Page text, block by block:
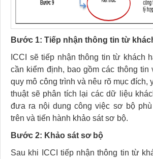
Bước 1: Tiếp nhận thông tin từ
ICCI sẽ tiếp nhận thông tin từ khách
cần kiểm định, bao gồm các thông tin
quy mô công trình và nêu rõ mục đích,
thuật sẽ phân tích lại các dữ liệu
đưa ra nội dung công việc sơ bộ
trên và tiến hành khảo sát sơ bộ.
Bước 2: Khảo sát sơ bộ
Sau khi ICCI tiếp nhận thông tin từ